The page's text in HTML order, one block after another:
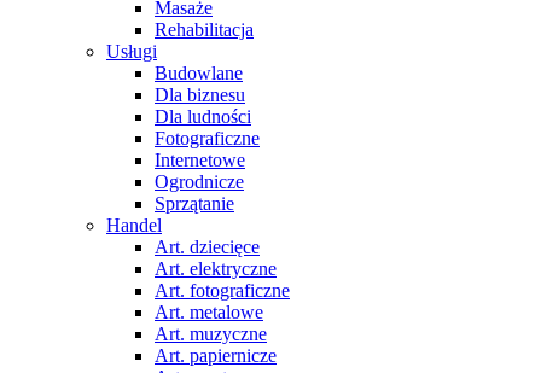
Masaże
Rehabilitacja
Usługi
Budowlane
Dla biznesu
Dla ludności
Fotograficzne
Internetowe
Ogrodnicze
Sprzątanie
Handel
Art. dziecięce
Art. elektryczne
Art. fotograficzne
Art. metalowe
Art. muzyczne
Art. papiernicze